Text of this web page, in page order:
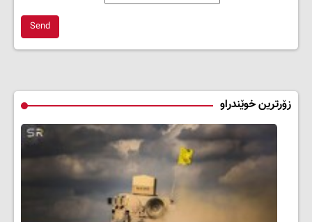
Send
زۆرترین خوێندراو